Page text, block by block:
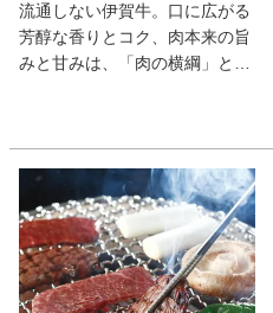
流通しない伊賀牛。口に広がる
芳醇な香りとコク、肉本来の旨
みと甘みは、「肉の横綱」と呼